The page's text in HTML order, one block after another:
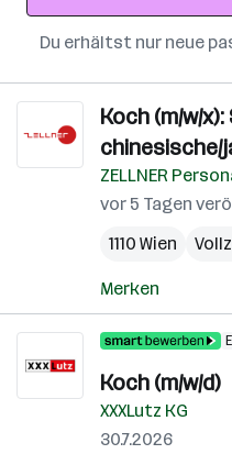
Du erhältst nur neue
Koch (m/w/
chinesische/
ZELLNER
vor 5 Tagen
1110 Wien
Merken
Koch (m/w/d)
XXXLutz KG
30.7.2026